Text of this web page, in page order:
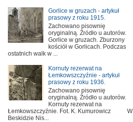
Gorlice w gruzach - artykuł
prasowy z roku 1915.
Zachowano pisownię
oryginalną. Źródło u autorów.
Gorlice w gruzach. Zburzony
kościół w Gorlicach. Podczas
ostatnich walk w ...
Kornuty rezerwat na
Łemkowszczyźnie - artykuł
prasowy z roku 1936.
Zachowano pisownię
oryginalną. Źródło u autorów.
Kornuty rezerwat na
Łemkowszczyźnie. Fot. K. Kumurowicz W
Beskidzie Nis...